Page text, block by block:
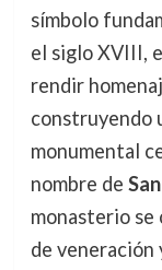
símbolo
el siglo XVIII,
rendir
construyendo
monumental
nombre de
monasterio
de veneración